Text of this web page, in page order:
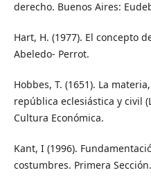
derecho. Buenos Aires:
Hart, H. (1977). El concepto
Abeledo- Perrot.
Hobbes, T. (1651). La
república eclesiástica y civil
Cultura Económica.
Kant, I (1996).
costumbres. Primera